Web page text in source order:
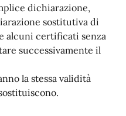
dichiarazione,
sostitutiva di
alcuni certificati senza
successivamente il
la stessa validità